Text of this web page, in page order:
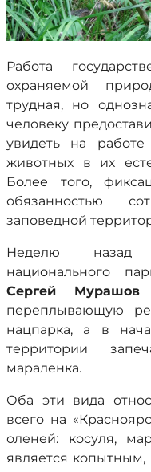
Работа
охраняемой
трудная, но
человеку
увидеть на
животных в их
Более того,
обязанностью
заповедной
Неделю назад
национального
Сергей Мурашов
переплывающую
нацпарка, а в
территории
мараленка.
Оба эти вида
всего на
оленей: косуля,
является